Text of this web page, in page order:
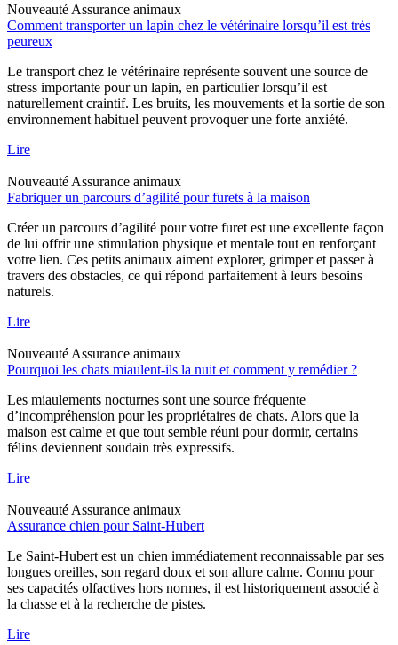
Nouveauté Assurance animaux
Comment transporter un lapin chez le vétérinaire lorsqu’il est très
peureux
Le transport chez le vétérinaire représente souvent une source de
stress importante pour un lapin, en particulier lorsqu’il est
naturellement craintif. Les bruits, les mouvements et la sortie de son
environnement habituel peuvent provoquer une forte anxiété.
Lire
Nouveauté Assurance animaux
Fabriquer un parcours d’agilité pour furets à la maison
Créer un parcours d’agilité pour votre furet est une excellente façon
de lui offrir une stimulation physique et mentale tout en renforçant
votre lien. Ces petits animaux aiment explorer, grimper et passer à
travers des obstacles, ce qui répond parfaitement à leurs besoins
naturels.
Lire
Nouveauté Assurance animaux
Pourquoi les chats miaulent-ils la nuit et comment y remédier ?
Les miaulements nocturnes sont une source fréquente
d’incompréhension pour les propriétaires de chats. Alors que la
maison est calme et que tout semble réuni pour dormir, certains
félins deviennent soudain très expressifs.
Lire
Nouveauté Assurance animaux
Assurance chien pour Saint-Hubert
Le Saint-Hubert est un chien immédiatement reconnaissable par ses
longues oreilles, son regard doux et son allure calme. Connu pour
ses capacités olfactives hors normes, il est historiquement associé à
la chasse et à la recherche de pistes.
Lire